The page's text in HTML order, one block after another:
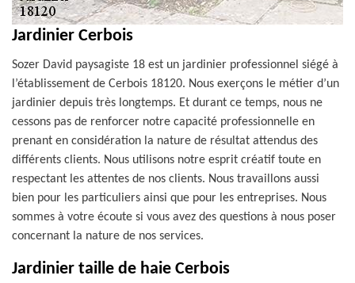
Jardinier Cerbois
Sozer David paysagiste 18 est un jardinier professionnel siégé à
l’établissement de Cerbois 18120. Nous exerçons le métier d’un
jardinier depuis très longtemps. Et durant ce temps, nous ne
cessons pas de renforcer notre capacité professionnelle en
prenant en considération la nature de résultat attendus des
différents clients. Nous utilisons notre esprit créatif toute en
respectant les attentes de nos clients. Nous travaillons aussi
bien pour les particuliers ainsi que pour les entreprises. Nous
sommes à votre écoute si vous avez des questions à nous poser
concernant la nature de nos services.
Jardinier taille de haie Cerbois